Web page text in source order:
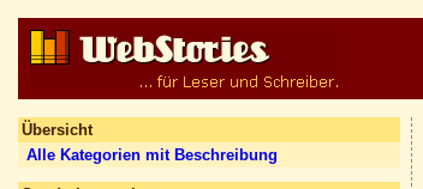
Übersicht
Alle Kategorien mit Beschreibung